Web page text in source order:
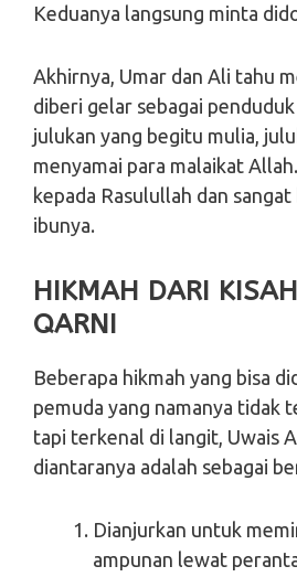
Keduanya langsung minta
Akhirnya, Umar dan Ali tahu
diberi gelar sebagai
julukan yang begitu mulia,
menyamai para malaikat
kepada Rasulullah dan
ibunya.
HIKMAH DARI
QARNI
Beberapa hikmah yang bisa
pemuda yang namanya tidak
tapi terkenal di langit, Uwais
diantaranya adalah sebagai
Dianjurkan untuk
ampunan lewat